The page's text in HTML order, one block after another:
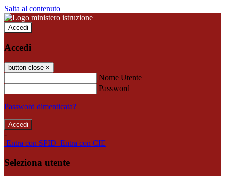
Salta al contenuto
Accedi
Accedi
button close ×
Nome Utente
Password
Password dimenticata?
-
Entra con SPID Entra con CIE
Seleziona utente